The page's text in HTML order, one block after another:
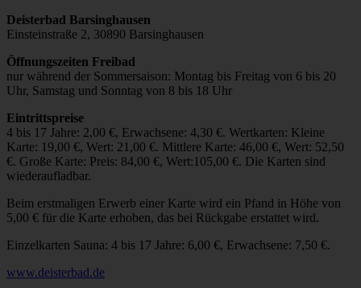
Deisterbad Barsinghausen
Einsteinstraße 2, 30890 Barsinghausen
Öffnungszeiten Freibad
nur während der Sommersaison: Montag bis Freitag von 6 bis 20
Uhr, Samstag und Sonntag von 8 bis 18 Uhr
Eintrittspreise
4 bis 17 Jahre: 2,00 €, Erwachsene: 4,30 €. Wertkarten: Kleine
Karte: 19,00 €, Wert: 21,00 €. Mittlere Karte: 46,00 €, Wert: 52,50
€. Große Karte: Preis: 84,00 €, Wert:105,00 €. Die Karten sind
wiederaufladbar.
Beim erstmaligen Erwerb einer Karte wird ein Pfand in Höhe von
5,00 € für die Karte erhoben, das bei Rückgabe erstattet wird.
Einzelkarten Sauna: 4 bis 17 Jahre: 6,00 €, Erwachsene: 7,50 €.
www.deisterbad.de